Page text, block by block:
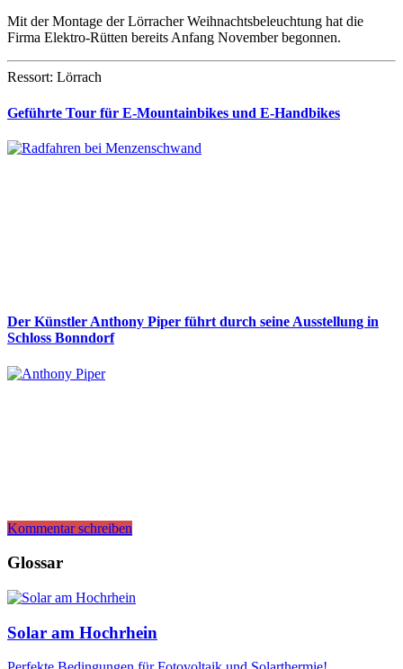
Mit der Montage der Lörracher Weihnachtsbeleuchtung hat die
Firma Elektro-Rütten bereits Anfang November begonnen.
Ressort: Lörrach
Geführte Tour für E-Mountainbikes und E-Handbikes
Der Künstler Anthony Piper führt durch seine Ausstellung in
Schloss Bonndorf
Kommentar schreiben
Glossar
Solar am Hochrhein